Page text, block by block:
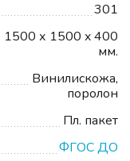
301
1500 х 1500 x 400
мм.
Винилискожа,
поролон
Пл. пакет
ФГОС ДО